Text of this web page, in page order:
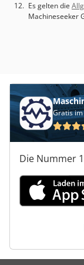
Es gelten die
Machineseeker
Gratis
Die Nummer